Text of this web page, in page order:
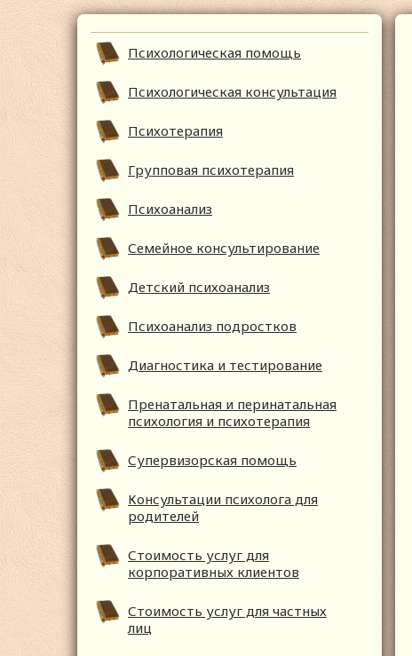
Психологическая помощь
Психологическая консультация
Психотерапия
Групповая психотерапия
Психоанализ
Семейное консультирование
Детский психоанализ
Психоанализ подростков
Диагностика и тестирование
Пренатальная и перинатальная
психология и психотерапия
Супервизорская помощь
Консультации психолога для
родителей
Стоимость услуг для
корпоративных клиентов
Стоимость услуг для частных
лиц